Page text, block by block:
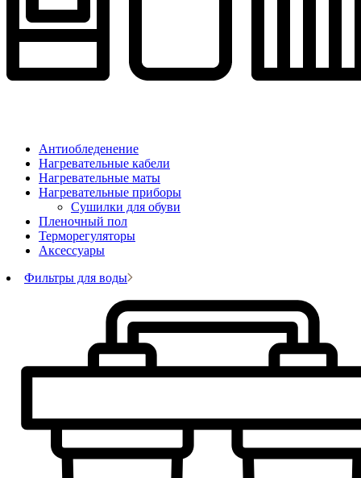
Антиобледенение
Нагревательные кабели
Нагревательные маты
Нагревательные приборы
Сушилки для обуви
Пленочный пол
Терморегуляторы
Аксессуары
Фильтры для воды